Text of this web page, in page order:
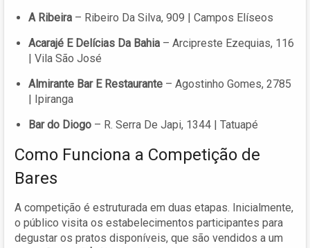
A Ribeira – Ribeiro Da Silva, 909 | Campos Elíseos
Acarajé E Delícias Da Bahia – Arcipreste Ezequias, 116
| Vila São José
Almirante Bar E Restaurante – Agostinho Gomes, 2785
| Ipiranga
Bar do Diogo – R. Serra De Japi, 1344 | Tatuapé
Como Funciona a Competição de
Bares
A competição é estruturada em duas etapas. Inicialmente,
o público visita os estabelecimentos participantes para
degustar os pratos disponíveis, que são vendidos a um